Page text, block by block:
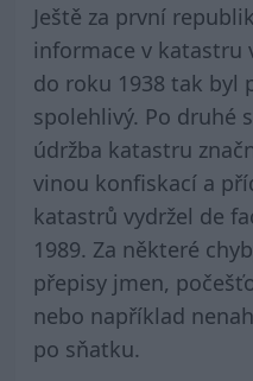
Ještě za první
informace v katastru
do roku 1938 tak byl
spolehlivý. Po druhé
údržba katastru
vinou konfiskací a
katastrů vydržel de
1989. Za některé
přepisy jmen,
nebo například
po sňatku.